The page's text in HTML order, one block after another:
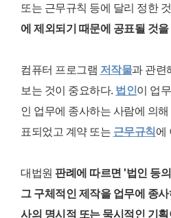
또는 근무규칙 등에 달리 정한
에 제외되기 때문에 공표될 것
컴퓨터 프로그램 저작물과 관련
보는 것이 중요하다. 법인이 업
인 업무에 종사하는 사람에 의해
표되었고 계약 또는 근무규칙 에
대법원 판례에 따르면 '법인 등
그 구체적인 제작을 업무에 종사
사의 명시적 또는 묵시적인 기